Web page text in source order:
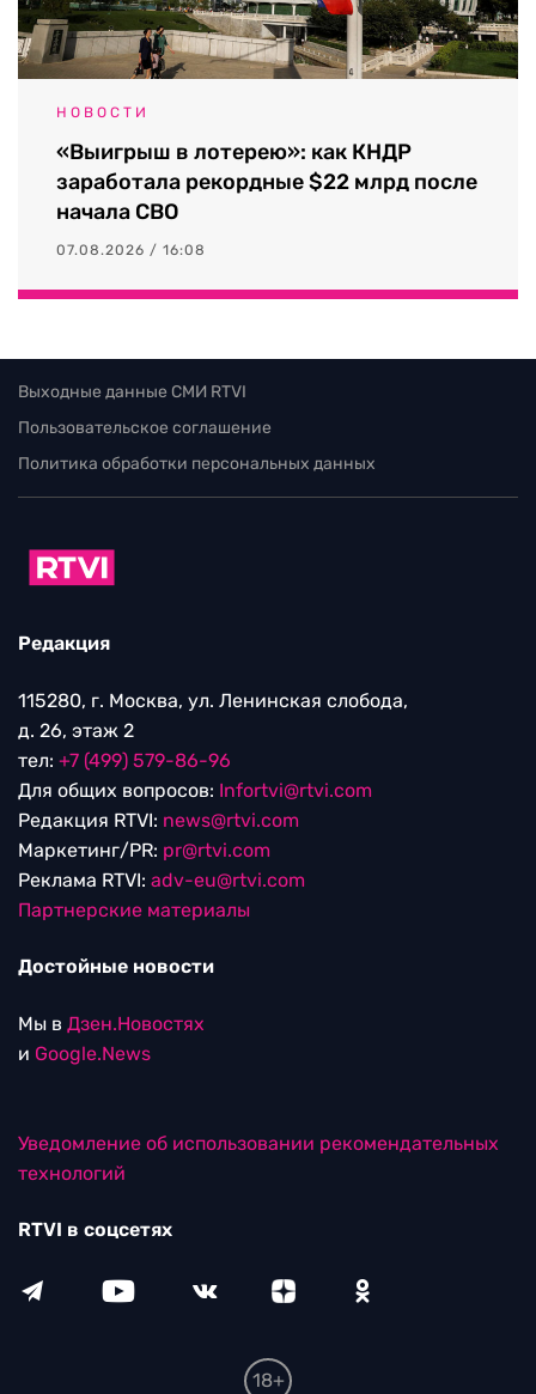
НОВОСТИ
«Выигрыш в лотерею»: как КНДР
заработала рекордные $22 млрд после
начала СВО
07.08.2026 / 16:08
Выходные данные СМИ RTVI
Пользовательское соглашение
Политика обработки персональных данных
Редакция
115280, г. Москва, ул. Ленинская слобода,
д. 26, этаж 2
тел: +7 (499) 579-86-96
Для общих вопросов: Infortvi@rtvi.com
Редакция RTVI: news@rtvi.com
Маркетинг/PR: pr@rtvi.com
Реклама RTVI: adv-eu@rtvi.com
Партнерские материалы
Достойные новости
Мы в Дзен.Новостях
и Google.News
Уведомление об использовании рекомендательных
технологий
RTVI в соцсетях
18+